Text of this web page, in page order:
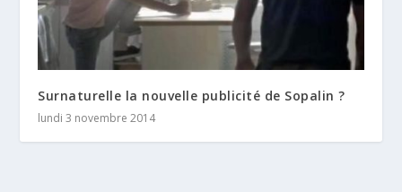
Surnaturelle la nouvelle publicité de Sopalin ?
lundi 3 novembre 2014